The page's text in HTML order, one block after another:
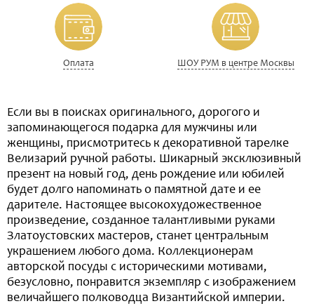
Оплата ШОУ РУМ в центре Москвы
Если вы в поисках оригинального, дорогого и
запоминающегося подарка для мужчины или
женщины, присмотритесь к декоративной тарелке
Велизарий ручной работы. Шикарный эксклюзивный
презент на новый год, день рождение или юбилей
будет долго напоминать о памятной дате и ее
дарителе. Настоящее высокохудожественное
произведение, созданное талантливыми руками
Златоустовских мастеров, станет центральным
украшением любого дома. Коллекционерам
авторской посуды с историческими мотивами,
безусловно, понравится экземпляр с изображением
величайшего полководца Византийской империи.